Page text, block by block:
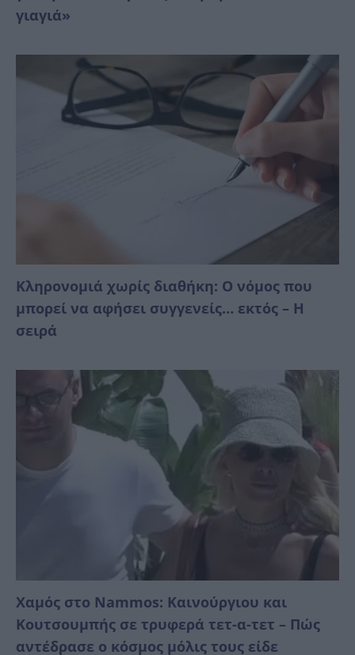
γιαγιά»
Κληρονομιά χωρίς διαθήκη: Ο νόμος που
μπορεί να αφήσει συγγενείς… εκτός – Η
σειρά
Χαμός στο Nammos: Καινούργιου και
Κουτσουμπής σε τρυφερά τετ-α-τετ – Πώς
αντέδρασε ο κόσμος μόλις τους είδε